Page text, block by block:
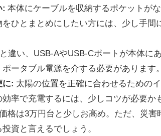
: 本体にケーブルを収納するポケットが
ひとまとめにしたい方には、少し手間
違い、USB-AやUSB-Cポートが本体に
ータブル電源を介する必要があります。
に: 太陽の位置を正確に合わせるための
率で充電するには、少しコツが必要か
格は3万円台と少しお高め。ただ、災害
資と言えるでしょう。